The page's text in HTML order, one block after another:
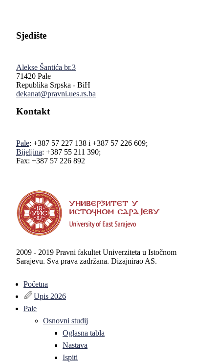
Sjedište
Alekse Šantića br.3
71420 Pale
Republika Srpska - BiH
dekanat@pravni.ues.rs.ba
Kontakt
Pale: +387 57 227 138 i +387 57 226 609;
Bijeljina: +387 55 211 390;
Fax: +387 57 226 892
2009 - 2019 Pravni fakultet Univerziteta u Istočnom
Sarajevu. Sva prava zadržana. Dizajnirao AS.
Početna
Upis 2026
Pale
Osnovni studij
Oglasna tabla
Nastava
Ispiti